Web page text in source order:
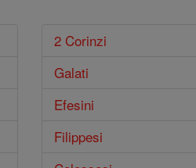
2 Corinzi
Galati
Efesini
Filippesi